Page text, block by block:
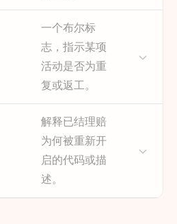
对失败流程的根本原因分析至
关重要，有助于识别减少理赔
拒绝和提高接收质量的机会。
请查阅 FINEOS Claims 文档。
这通常是在执行“理赔拒绝”活动
时选择的结构化字段或代码。
此延迟可以揭示报告流程中的
问题及其对整个理赔生命周期
的影响。
提供重要背景，并允许计算报
赔的时间），这可能影响理赔
的复杂性和结果。
请查阅 FINEOS Claims 文档。
此日期是在“首次损失通知”或理
赔登记流程中获取的标准字
段。
新。
这些财务数据对于索赔的细分
至关重要，有助于理解财务影
响与流程行为之间的关联。例
如，它能帮助回答诸如：高价
值索赔是否需要更长的处理时
间或更多的返工？它也是财务
预测和风险管理的关键输入。
为流程提供财务背景，从而分
析理赔价值如何影响处理时
间、复杂性和流程路径。
请查阅 FINEOS Claims 文档。
赔付金额是指索赔结算和批准
后最终支付的款项。对于涉及
多笔付款的索赔，这可能代表
单笔支付交易。
该属性对于财务对账和分析流
程的财务结果至关重要。它有
助于比较最初估算的损失与最
终赔付额。在流程分析中，它
能帮助理解不同流程变体或决
策所带来的财务影响。
跟踪流程的财务结果，这对于
衡量财务绩效和分析理赔价值
一个布尔标
志，指示某项
活动是否为重
复或返工。
此计算属性会标记代表返工的
活动，例如同一理赔案件的第
二次“请求额外信息”事件。它通
常通过检测流程中的重复活动
或回溯循环来识别。
明确标记返工简化了侧重于效
解释已结理赔
为何被重新开
启的代码或描
述。